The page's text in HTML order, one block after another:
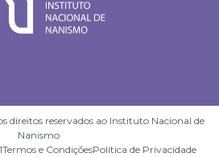
direitos reservados ao Instituto Nacional de
Nanismo
Termos e CondiçõesPolítica de Privacidade